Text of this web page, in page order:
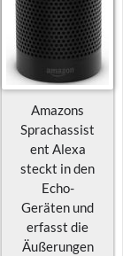
Amazons
Sprachassist
ent Alexa
steckt in den
Echo-
Geräten und
erfasst die
Äußerungen